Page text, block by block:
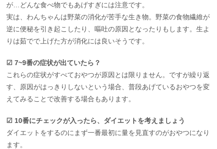
が…どんな食べ物でもあげすぎには注意です。
実は、わんちゃんは野菜の消化が苦手な生き物。野菜の食物繊維が
逆に便秘を引き起こしたり、嘔吐の原因となったりもします。生よ
りは茹でで上げた方が消化には良いそうです。
☑︎ 7~9番の症状が出ていたら？
これらの症状がすべておやつが原因とは限りません。ですが繰り返
す、原因がはっきりしないという場合、普段あげているおやつを変
えてみることで改善する場合もあります。
☑︎ 10番にチェックが入ったら、ダイエットを考えましょう
ダイエットをするのにまず一番最初に量を見直すのがおやつになり
ます。